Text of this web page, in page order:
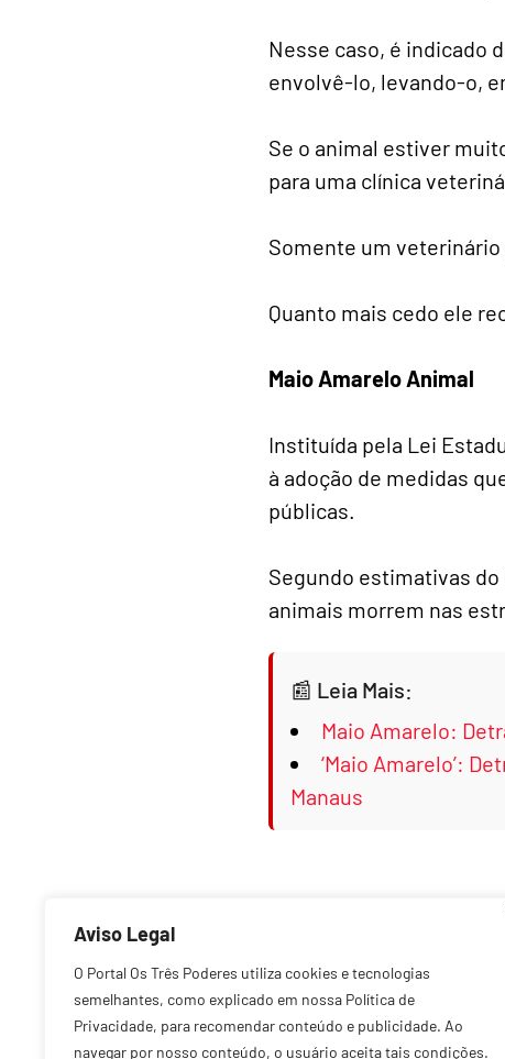
Aviso Legal
O Portal Os Três Poderes utiliza cookies e tecnologias
semelhantes, como explicado em nossa Política de
Privacidade, para recomendar conteúdo e publicidade. Ao
navegar por nosso conteúdo, o usuário aceita tais condições.
Nesse caso, é indicado
envolvê-lo, levando-o,
Se o animal estiver
para uma clínica
Somente um
Quanto mais cedo ele
Maio Amarelo Animal
Instituída pela Lei
à adoção de medidas
públicas.
Segundo estimativas
animais morrem nas
Leia Mais:
Maio Amarelo:
‘Maio Amarelo’:
Manaus
Anterior